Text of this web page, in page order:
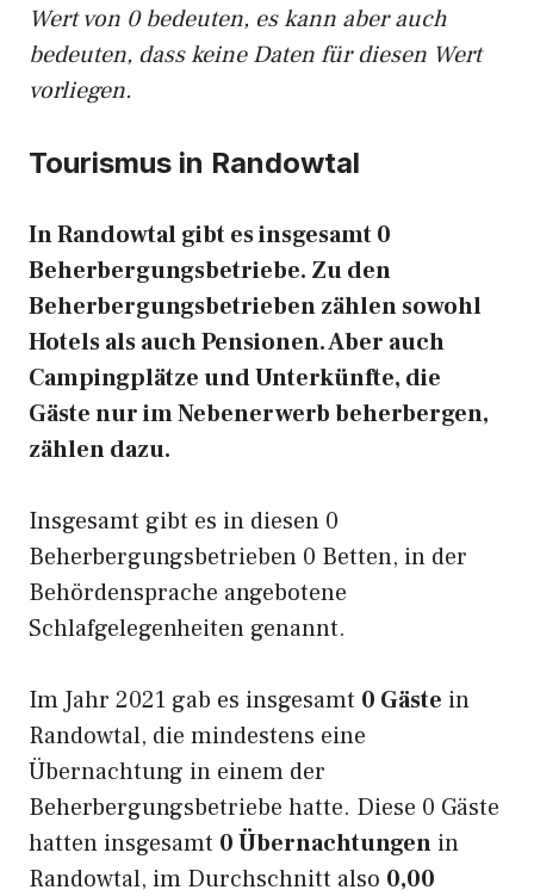
Wert von 0 bedeuten, es kann aber auch
bedeuten, dass keine Daten für diesen Wert
vorliegen.
Tourismus in Randowtal
In Randowtal gibt es insgesamt 0
Beherbergungsbetriebe. Zu den
Beherbergungsbetrieben zählen sowohl
Hotels als auch Pensionen. Aber auch
Campingplätze und Unterkünfte, die
Gäste nur im Nebenerwerb beherbergen,
zählen dazu.
Insgesamt gibt es in diesen 0
Beherbergungsbetrieben 0 Betten, in der
Behördensprache angebotene
Schlafgelegenheiten genannt.
Im Jahr 2021 gab es insgesamt 0 Gäste in
Randowtal, die mindestens eine
Übernachtung in einem der
Beherbergungsbetriebe hatte. Diese 0 Gäste
hatten insgesamt 0 Übernachtungen in
Randowtal, im Durchschnitt also 0,00